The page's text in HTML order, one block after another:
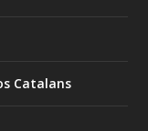
Catalans